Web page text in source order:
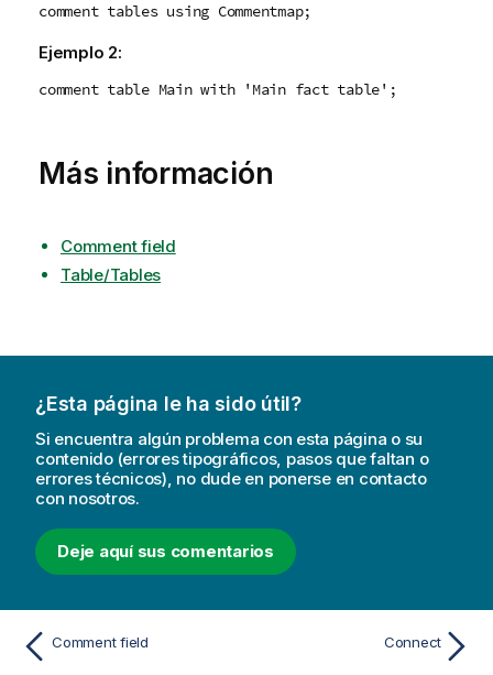
comment tables using Commentmap;
Ejemplo 2:
comment table Main with 'Main fact table';
Más información
Comment field
Table/Tables
¿Esta página le ha sido útil?
Si encuentra algún problema con esta página o su
contenido (errores tipográficos, pasos que faltan o
errores técnicos), no dude en ponerse en contacto
con nosotros.
Deje aquí sus comentarios
Comment field Connect